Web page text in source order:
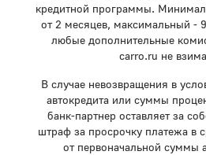
кредитной программы.
от 2 месяцев, максимальный -
любые дополнительные
carro.ru не
В случае невозвращения в
автокредита или суммы
банк-партнер оставляет за
штраф за просрочку платежа в
от первоначальной суммы